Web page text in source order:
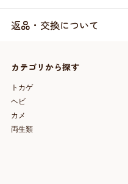
返品・交換について
カテゴリから探す
トカゲ
ヘビ
カメ
両生類